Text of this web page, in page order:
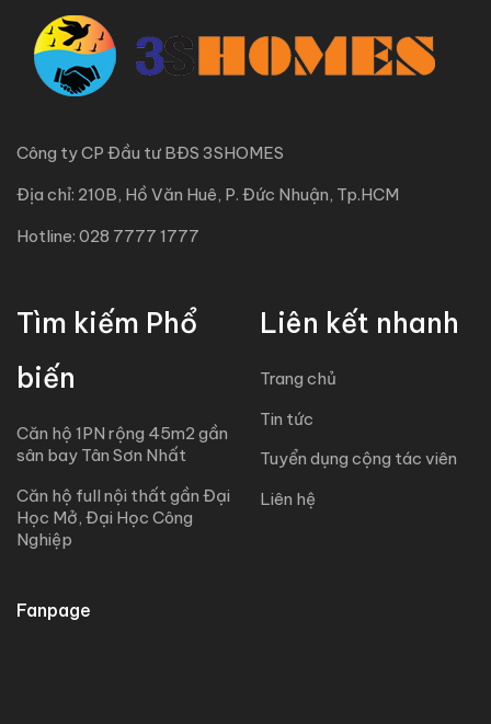
Công ty CP Đầu tư BĐS 3SHOMES
Địa chỉ: 210B, Hồ Văn Huê, P. Đức Nhuận, Tp.HCM
Hotline: 028 7777 1777
Tìm kiếm Phổ
biến
Căn hộ 1PN rộng 45m2 gần
sân bay Tân Sơn Nhất
Căn hộ full nội thất gần Đại
Học Mở, Đại Học Công
Nghiệp
Liên kết nhanh
Trang chủ
Tin tức
Tuyển dụng cộng tác viên
Liên hệ
Fanpage